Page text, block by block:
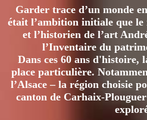
Garder trace d’un monde
était l’ambition initiale que
et l’historien de l’art
l’Inventaire du
Dans ces 60 ans d'histoire,
place particulière.
l’Alsace – la région choisie
canton de Carhaix-